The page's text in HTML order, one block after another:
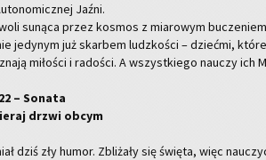
Jaźni.
su­ną­ca przez ko­smos z mia­ro­wym
je­dy­nym już skar­bem ludz­ko­ści – dzieć­mi,
mi­ło­ści i ra­do­ści. A wszyst­kie­go na­uczy ich
– So­na­ta
drzwi obcym
dziś zły humor. Zbli­ża­ły się świę­ta, więc